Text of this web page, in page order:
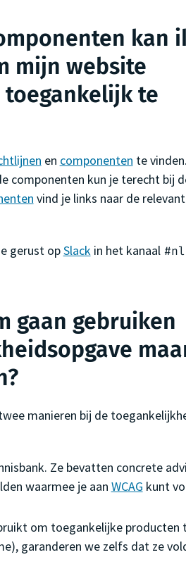
kan
mijn website
te
en componenten te
componenten kun je terecht bij
vind je links naar de
gerust opSlackin het kanaal
gaan gebruiken
manieren bij de
Ze bevatten concrete
waarmee je aan WCAG kunt
om toegankelijke producten
garanderen we zelfs dat ze